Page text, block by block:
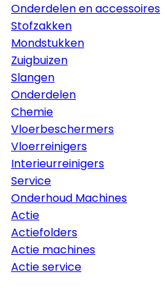
Onderdelen en accessoires
Stofzakken
Mondstukken
Zuigbuizen
Slangen
Onderdelen
Chemie
Vloerbeschermers
Vloerreinigers
Interieurreinigers
Service
Onderhoud Machines
Actie
Actiefolders
Actie machines
Actie service